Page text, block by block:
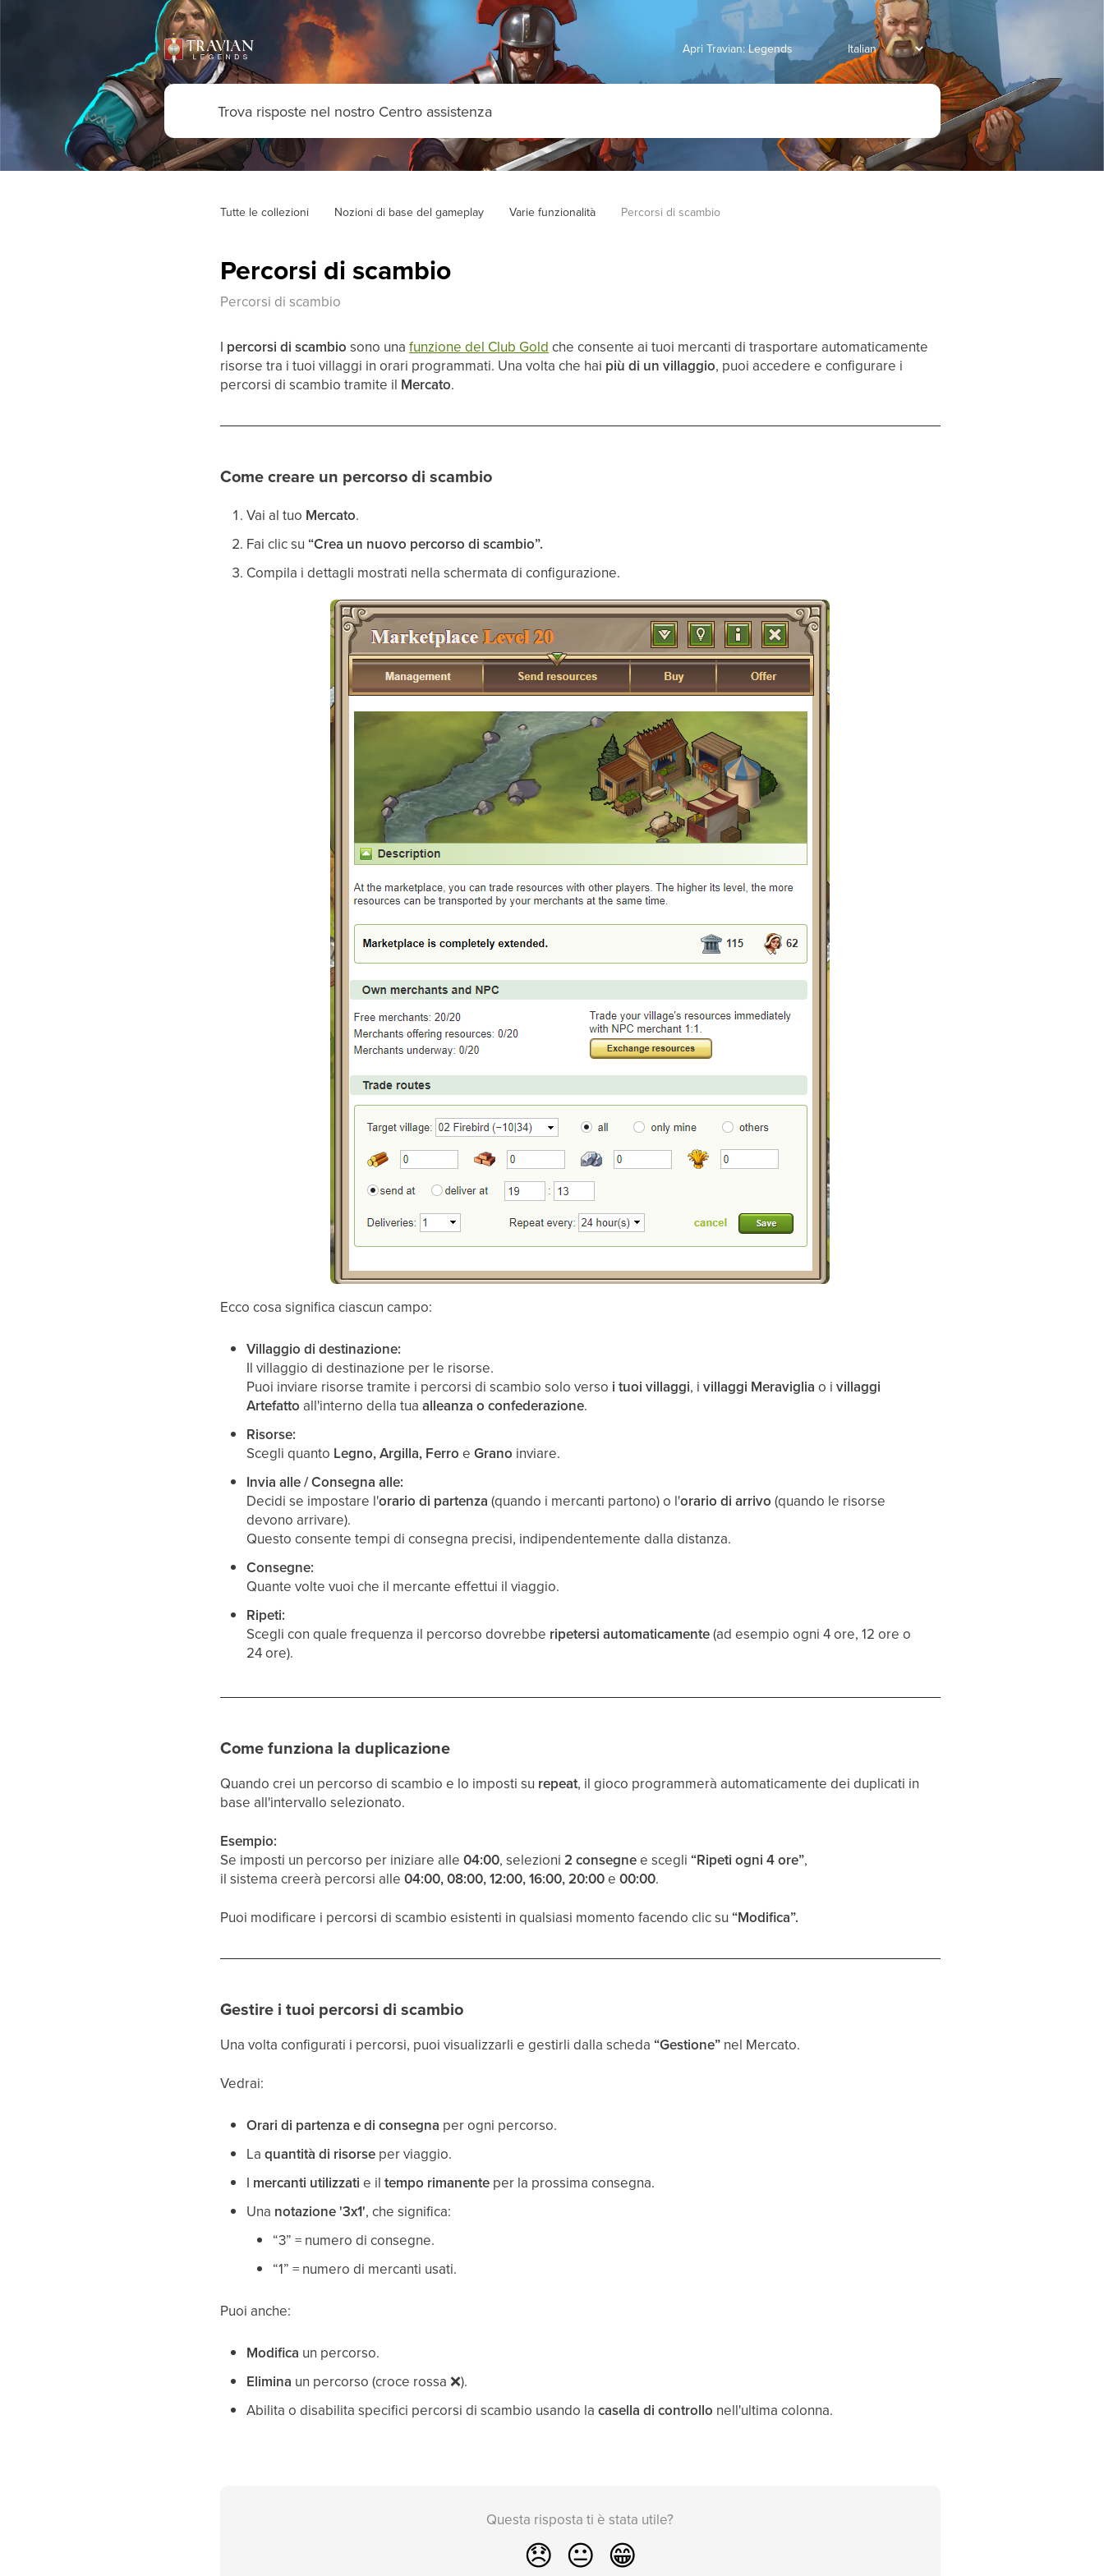
Apri Travian: Legends
Tutte le collezioni Nozioni di base del gameplay Varie funzionalità Percorsi di scambio
Percorsi di scambio
Percorsi di scambio
I percorsi di scambio sono unafunzione del Club Gold che consente ai tuoi mercanti di trasportare automaticamente
risorse tra i tuoi villaggi in orari programmati. Una volta che hai più di un villaggio, puoi accedere e configurare i
percorsi di scambio tramite il Mercato.
Come creare un percorso di scambio
Vai al tuo Mercato.
Fai clic su“Crea un nuovo percorso di scambio”.
Compila i dettagli mostrati nella schermata di configurazione.
Ecco cosa significa ciascun campo:
Villaggio di destinazione:
Il villaggio di destinazione per le risorse.
Puoi inviare risorse tramite i percorsi di scambio solo verso i tuoi villaggi, ivillaggi Meraviglia o ivillaggi
Artefatto all'interno della tuaalleanza o confederazione.
Risorse:
Scegli quanto Legno, Argilla, Ferro eGrano inviare.
Invia alle / Consegna alle:
Decidi se impostare l'orario di partenza (quando i mercanti partono) o l'orario di arrivo (quando le risorse
devono arrivare).
Questo consente tempi di consegna precisi, indipendentemente dalla distanza.
Consegne:
Quante volte vuoi che il mercante effettui il viaggio.
Ripeti:
Scegli con quale frequenza il percorso dovrebbe ripetersi automaticamente(ad esempio ogni 4 ore, 12 ore o
24 ore).
Come funziona la duplicazione
Quando crei un percorso di scambio e lo imposti su repeat, il gioco programmerà automaticamente dei duplicati in
base all'intervallo selezionato.
Esempio:
Se imposti un percorso per iniziare alle04:00, selezioni2 consegnee scegli“Ripeti ogni 4 ore”,
il sistema creerà percorsi alle04:00, 08:00, 12:00, 16:00, 20:00e00:00.
Puoi modificare i percorsi di scambio esistenti in qualsiasi momento facendo clic su“Modifica”.
Gestire i tuoi percorsi di scambio
Una volta configurati i percorsi, puoi visualizzarli e gestirli dalla scheda“Gestione” nel Mercato.
Vedrai:
Orari di partenza e di consegna per ogni percorso.
Laquantità di risorse per viaggio.
I mercanti utilizzati e iltempo rimanente per la prossima consegna.
Una notazione '3x1', che significa:
“3” = numero di consegne.
“1” = numero di mercanti usati.
Puoi anche:
Modifica un percorso.
Elimina un percorso (croce rossa❌).
Abilita o disabilita specifici percorsi di scambio usando lacasella di controllo nell'ultima colonna.
Questa risposta ti è stata utile?
😞 😐 😁